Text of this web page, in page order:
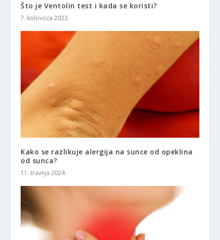
Što je Ventolin test i kada se koristi?
7. kolovoza 2023.
Kako se razlikuje alergija na sunce od opeklina
od sunca?
11. travnja 2024.